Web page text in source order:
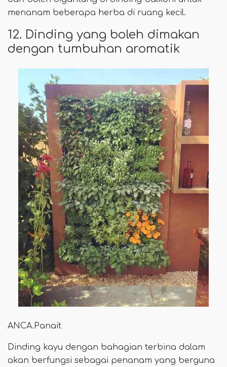
menanam beberapa herba di ruang kecil.
12. Dinding yang boleh dimakan
dengan tumbuhan aromatik
ANCA.Panait
Dinding kayu dengan bahagian terbina dalam
akan berfungsi sebagai penanam yang berguna